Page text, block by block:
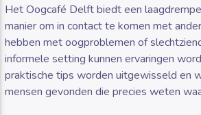
Het Oogcafé Delft biedt een
manier om in contact te komen met
hebben met oogproblemen of
informele setting kunnen ervaringen
praktische tips worden uitgewisseld en
mensen gevonden die precies weten